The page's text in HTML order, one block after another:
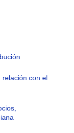
relación con el